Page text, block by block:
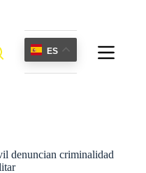
ES
denuncian criminalidad